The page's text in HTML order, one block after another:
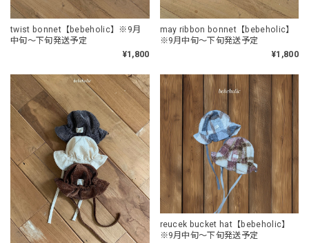
twist bonnet【bebeholic】※9月
中旬〜下旬発送予定
¥1,800
may ribbon bonnet【bebeholic】
※9月中旬〜下旬発送予定
¥1,800
reucek bucket hat【bebeholic】
※9月中旬〜下旬発送予定